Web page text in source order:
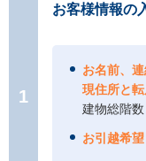
1
お客様情報の
お名前、
現住所と
建物総階
お引越希